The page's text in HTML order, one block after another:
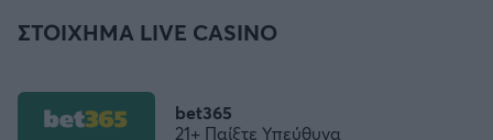
ΣΤΟΙΧΗΜΑ LIVE CASINO
bet365
21+ Παίξτε Υπεύθυνα